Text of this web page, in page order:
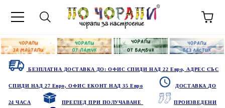
БЕЗПЛАТНА ДОСТАВКА ДО: ОФИС СПИДИ НАД 22 Евро, АДРЕС СЪС
СПИДИ НАД 27 Евро, ОФИС ЕКОНТ НАД 35 Евро ДОСТАВКА ДО
24 ЧАСА ПРЕГЛЕД ПРИ ПОЛУЧАВАНЕ ПРОИЗВЕДЕНИ